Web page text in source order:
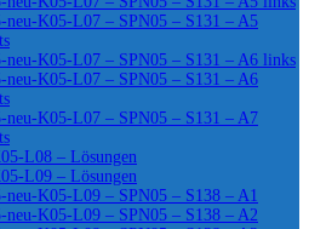
neu-K05-L07 – SPN05 – S131 – A5
neu-K05-L07 – SPN05 – S131 – A6 links
neu-K05-L07 – SPN05 – S131 – A6
neu-K05-L07 – SPN05 – S131 – A7
L08 – Lösungen
L09 – Lösungen
neu-K05-L09 – SPN05 – S138 – A1
neu-K05-L09 – SPN05 – S138 – A2